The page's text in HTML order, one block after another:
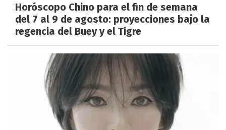
Horóscopo Chino para el fin de semana
del 7 al 9 de agosto: proyecciones bajo la
regencia del Buey y el Tigre